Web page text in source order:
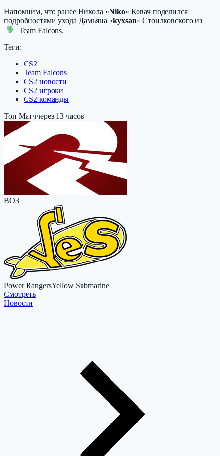
Напомним, что ранее Никола «Niko» Ковач поделился
подробностями ухода Дамьяна «kyxsan» Стоилковского из
Team Falcons.
Теги:
CS2
Team Falcons
CS2 новости
CS2 игроки
CS2 команды
Топ Матччерез 13 часов
BO3
Power RangersYellow Submarine
Cмотреть
Новости